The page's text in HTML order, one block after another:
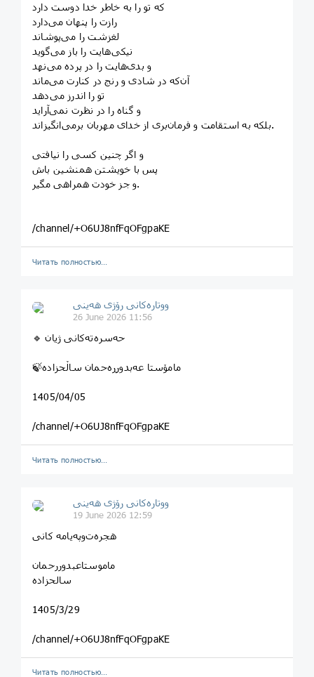
که تو را به خاطر خدا دوست دارد
رازت را پنهان می‌دارد
لغزشت را می‌پوشاند
نیکی‌هایت را باز می‌گوید
و بدی‌هایت را در پرده می‌نهد
آن‌که در شادی و رنج در کنارت می‌ماند
تو را اندرز می‌دهد
و گناه را در نظرت نمی‌آراید
بلکه به استقامت و فرمان‌بری از خدای مهربان برمی‌انگیزاند.
و اگر چنین کسی را نیافتی
پس با خویشتن همنشین باش
و جز خودت همراهی مگیر.
/channel/+O6UJ8nfFqOFgpaKE
Читать полностью…
ووتارەکانی رۆژی ھەینی
26 June 2026 11:56
🔹 حەسرەتەکانی ژیان
🍃مامۆستا عەبدورڕەحمان ساڵحزادە
1405/04/05
/channel/+O6UJ8nfFqOFgpaKE
Читать полностью…
ووتارەکانی رۆژی ھەینی
19 June 2026 12:59
هجره‌ت‌وپه‌یامه کانی
سالحزاده
1405/3/29
/channel/+O6UJ8nfFqOFgpaKE
Читать полностью…